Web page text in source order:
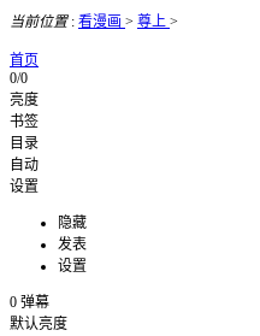
当前位置: 看漫画 > 尊上 >
首页
0/0
亮度
书签
目录
自动
设置
隐藏
发表
设置
0 弹幕
默认亮度